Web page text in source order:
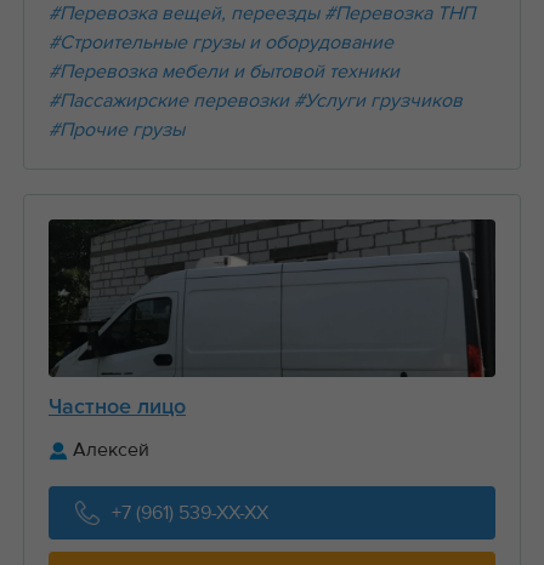
#Перевозка вещей, переезды #Перевозка ТНП
#Строительные грузы и оборудование
#Перевозка мебели и бытовой техники
#Пассажирские перевозки #Услуги грузчиков
#Прочие грузы
Частное лицо
Алексей
+7 (961) 539-XX-XX